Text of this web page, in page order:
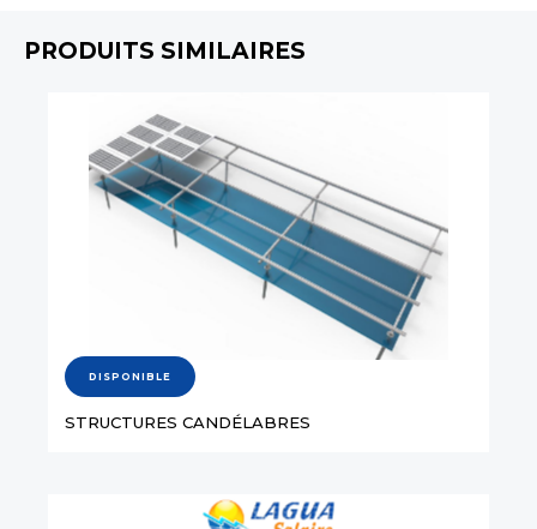
PRODUITS SIMILAIRES
DISPONIBLE
STRUCTURES CANDÉLABRES